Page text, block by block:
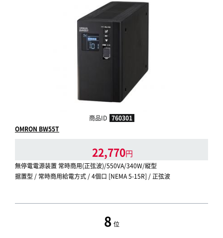
商品ID 760301
OMRON BW55T
22,770円
無停電電源装置 常時商用(正弦波)/550VA/340W/縦型
据置型 / 常時商用給電方式 / 4個口 [NEMA 5-15R] / 正弦波
8 位